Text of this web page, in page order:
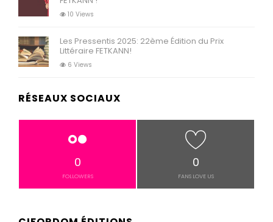
10 Views
Les Pressentis 2025: 22ème Édition du Prix
Littéraire FETKANN!
6 Views
RÉSEAUX SOCIAUX
0
FOLLOWERS
0
FANS LOVE US